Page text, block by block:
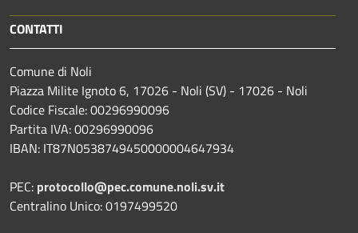
CONTATTI
Comune di Noli
Piazza Milite Ignoto 6, 17026 - Noli (SV) - 17026 - Noli
Codice Fiscale: 00296990096
Partita IVA: 00296990096
IBAN: IT87N0538749450000004647934
PEC: protocollo@pec.comune.noli.sv.it
Centralino Unico: 0197499520